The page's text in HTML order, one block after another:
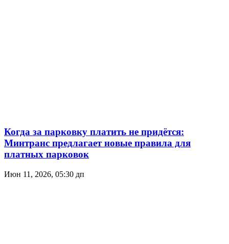
Когда за парковку платить не придётся:
Минтранс предлагает новые правила для
платных парковок
Июн 11, 2026, 05:30 дп